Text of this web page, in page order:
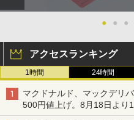
● ● ●
アクセスランキング
1時間 24時間
マクドナルド、マックデリ
500円値上げ。8月18日より